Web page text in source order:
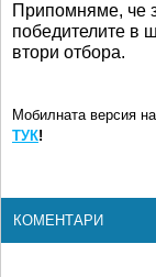
Припомняме, че
победителите в
втори отбора.
Мобилната версия
ТУК!
КОМЕНТАРИ